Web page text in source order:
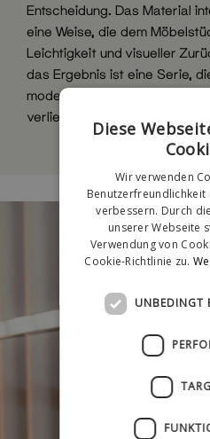
Entscheidung. Das Material
eine Weise, die dem
Leichtigkeit und visueller
das Ergebnis ist eine Serie,
moderne Zuhause integriert,
verlieren.
Diese
Wir verwenden
Benutzerfreundlichkeit
verbessern. Durch
unserer Webseite
Verwendung von
Cookie-Richtlinie zu.
UNBEDINGT